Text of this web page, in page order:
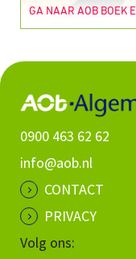
GA NAAR AOB BOEK
0900 463 62 62
info@aob.nl
CONTACT
PRIVACY
Volg ons: